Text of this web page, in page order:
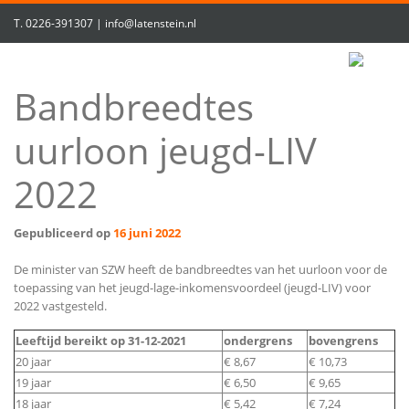
T.0226-391307 | info@latenstein.nl
Bandbreedtes
uurloon jeugd-LIV
2022
Gepubliceerd op 16 juni 2022
De minister van SZW heeft de bandbreedtes van het uurloon voor de
toepassing van het jeugd-lage-inkomensvoordeel (jeugd-LIV) voor
2022 vastgesteld.
Leeftijd bereikt op 31-12-2021 ondergrens
bovengrens
20 jaar
€ 8,67
€ 10,73
19 jaar
€ 6,50
€ 9,65
18 jaar
€ 5,42 € 7,24